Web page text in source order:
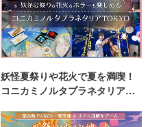
妖怪夏祭りや花火で夏を満喫！
コニカミノルタプラネタリア